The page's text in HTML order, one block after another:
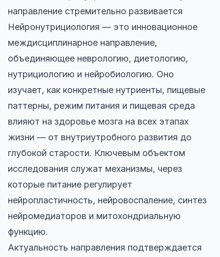
направление стремительно развивается
Нейронутрициология — это инновационное
междисциплинарное направление,
объединяющее неврологию, диетологию,
нутрициологию и нейробиологию. Оно
изучает, как конкретные нутриенты, пищевые
паттерны, режим питания и пищевая среда
влияют на здоровье мозга на всех этапах
жизни — от внутриутробного развития до
глубокой старости. Ключевым объектом
исследования служат механизмы, через
которые питание регулирует
нейропластичность, нейровоспаление, синтез
нейромедиаторов и митохондриальную
функцию.
Актуальность направления подтверждается